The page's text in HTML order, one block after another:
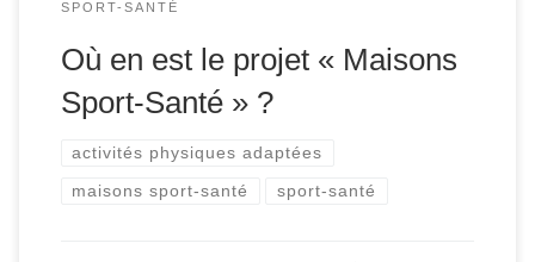
SPORT-SANTÉ
Où en est le projet « Maisons
Sport-Santé » ?
activités physiques adaptées
maisons sport-santé sport-santé